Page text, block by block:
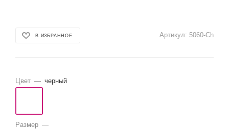
В ИЗБРАННОЕ Артикул: 5060-Ch
Цвет — черный
Размер —